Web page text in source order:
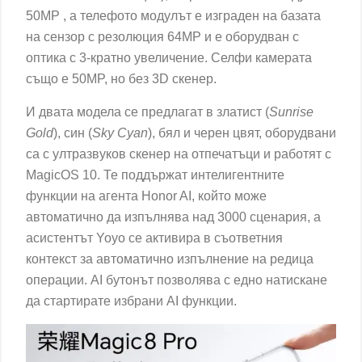
50MP , а телефото модулът е изграден на базата
на сензор с резолюция 64MP и е оборудван с
оптика с 3-кратно увеличение. Селфи камерата
също е 50MP, но без 3D скенер.
И двата модела се предлагат в златист (Sunrise
Gold), син (Sky Cyan), бял и черен цвят, оборудвани
са с ултразвуков скенер на отпечатъци и работят с
MagicOS 10. Те поддържат интелигентните
функции на агента Honor AI, който може
автоматично да изпълнява над 3000 сценария, а
асистентът Yoyo се активира в съответния
контекст за автоматично изпълнение на редица
операции. AI бутонът позволява с едно натискане
да стартирате избрани AI функции.